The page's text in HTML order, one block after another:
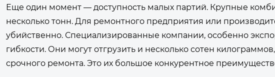
Еще один момент — доступность малых партий. Крупные
несколько тонн. Для ремонтного предприятия или
убийственно. Специализированные компании, особенно
гибкости. Они могут отгрузить и несколько сотен
срочного ремонта. Это их большое конкурентное